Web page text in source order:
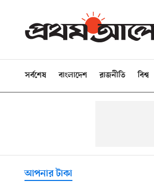
সর্বশেষ বাংলাদেশ রাজনীতি বিশ্ব
আপনার টাকা